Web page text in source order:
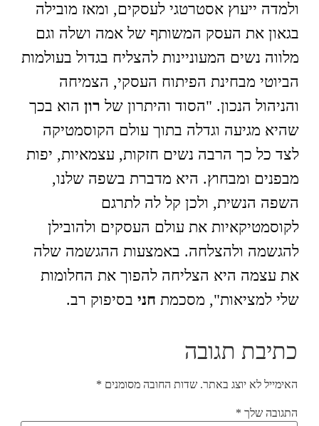
ולמדה ייעוץ אסטרטגי לעסקים, ומאז מובילה
בגאון את העסק המשותף של אמה ושלה וגם
מלווה נשים המעוניינות להצליח בגדול בעולמות
הביוטי מבחינת הפיתוח העסקי, הצמיחה
והניהול הנכון. "הסוד והיתרון שלרוןהוא בכך
שהיא מגיעה וגדלה בתוך עולם הקוסמטיקה
לצד כל כך הרבה נשים חזקות, עצמאיות, יפות
מבפנים ומבחוץ. היא מדברת בשפה שלנו,
השפה הנשית, ולכן קל לה לתרגם
לקוסמטיקאיות את עולם העסקים ולהובילן
להגשמה ולהצלחה. באמצעות ההגשמה שלה
את עצמה היא הצליחה להפוך את החלומות
שלי למציאות", מסכמת חניבסיפוק רב.
כתיבת תגובה
האימייל לא יוצג באתר. שדות החובה מסומנים *
התגובה שלך *